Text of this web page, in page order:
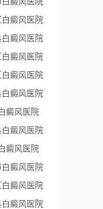
白癜风医院
白癜风医院
癜风医院
白癜风医院
白癜风医院
癜风医院
癜风医院
癜风医院
白癜风医院
癜风医院
白癜风医院